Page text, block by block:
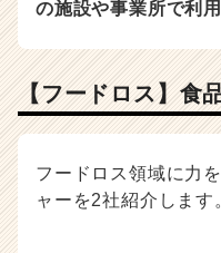
の施設や事業所で利
【フードロス】食
フードロス領域に力
ャーを2社紹介します